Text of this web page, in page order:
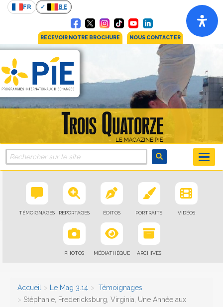
FR BE
RECEVOIR NOTRE BROCHURE NOUS CONTACTER
TÉMOIGNAGES REPORTAGES ÉDITOS PORTRAITS VIDÉOS
PHOTOS MÉDIATHÈQUE ARCHIVES
Accueil Le Mag 3.14
Témoignages
Stéphanie, Fredericksburg, Virginia, Une Année aux